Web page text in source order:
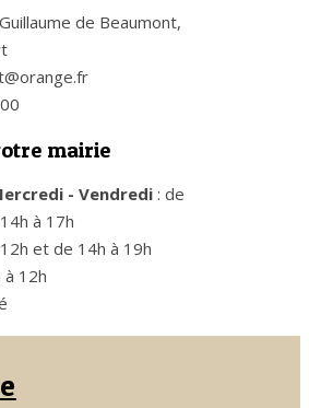
de Beaumont,
mairie
- Vendredi : de
à 17h
et de 14h à 19h
à 12h